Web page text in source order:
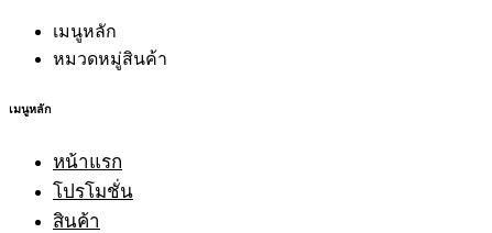
เมนูหลัก
หมวดหมู่สินค้า
เมนูหลัก
หน้าแรก
โปรโมชั่น
สินค้า